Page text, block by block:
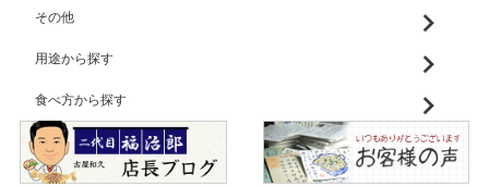
その他
用途から探す
食べ方から探す